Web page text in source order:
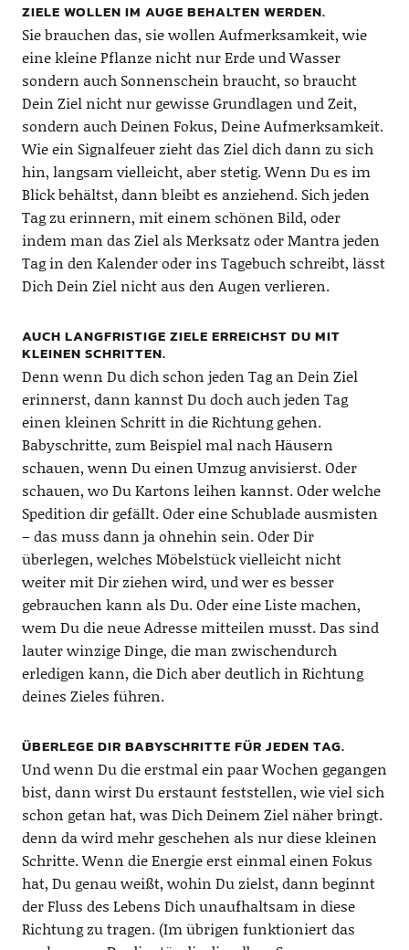
ZIELE WOLLEN IM AUGE BEHALTEN WERDEN.
Sie brauchen das, sie wollen Aufmerksamkeit, wie
eine kleine Pflanze nicht nur Erde und Wasser
sondern auch Sonnenschein braucht, so braucht
Dein Ziel nicht nur gewisse Grundlagen und Zeit,
sondern auch Deinen Fokus, Deine Aufmerksamkeit.
Wie ein Signalfeuer zieht das Ziel dich dann zu sich
hin, langsam vielleicht, aber stetig. Wenn Du es im
Blick behältst, dann bleibt es anziehend. Sich jeden
Tag zu erinnern, mit einem schönen Bild, oder
indem man das Ziel als Merksatz oder Mantra jeden
Tag in den Kalender oder ins Tagebuch schreibt, lässt
Dich Dein Ziel nicht aus den Augen verlieren.
AUCH LANGFRISTIGE ZIELE ERREICHST DU MIT
KLEINEN SCHRITTEN.
Denn wenn Du dich schon jeden Tag an Dein Ziel
erinnerst, dann kannst Du doch auch jeden Tag
einen kleinen Schritt in die Richtung gehen.
Babyschritte, zum Beispiel mal nach Häusern
schauen, wenn Du einen Umzug anvisierst. Oder
schauen, wo Du Kartons leihen kannst. Oder welche
Spedition dir gefällt. Oder eine Schublade ausmisten
– das muss dann ja ohnehin sein. Oder Dir
überlegen, welches Möbelstück vielleicht nicht
weiter mit Dir ziehen wird, und wer es besser
gebrauchen kann als Du. Oder eine Liste machen,
wem Du die neue Adresse mitteilen musst. Das sind
lauter winzige Dinge, die man zwischendurch
erledigen kann, die Dich aber deutlich in Richtung
deines Zieles führen.
ÜBERLEGE DIR BABYSCHRITTE FÜR JEDEN TAG.
Und wenn Du die erstmal ein paar Wochen gegangen
bist, dann wirst Du erstaunt feststellen, wie viel sich
schon getan hat, was Dich Deinem Ziel näher bringt.
denn da wird mehr geschehen als nur diese kleinen
Schritte. Wenn die Energie erst einmal einen Fokus
hat, Du genau weißt, wohin Du zielst, dann beginnt
der Fluss des Lebens Dich unaufhaltsam in diese
Richtung zu tragen. (Im übrigen funktioniert das